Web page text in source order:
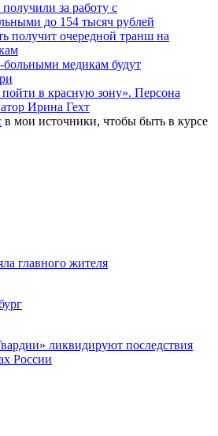
за работу с
до 154 тысяч рублей
получит очередной транш на
больными медикам будут
в красную зону». Персона
Ирина Гехт
в мои источники, чтобы быть в курсе
главного жителя
ликвидируют последствия
России